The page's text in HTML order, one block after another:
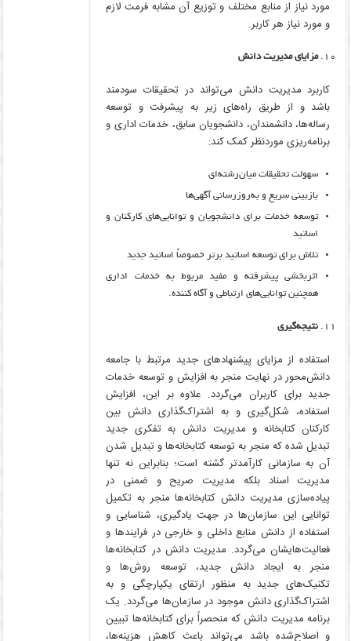
مورد نیاز از منابع مختلف و توزیع آن مشابه فرمت لازم
و مورد نیاز هر کاربر.
مزایای مدیریت دانش
کاربرد مدیریت دانش می‌تواند در تحقیقات سودمند
باشد و از طریق راه‌های زیر به پیشرفت و توسعه
رساله‌ها، دانشمندان، دانشجویان سابق، خدمات اداری و
برنامه‌ریزی موردنظر کمک کند:
سهولت تحقیقات میان‌رشته‌ای
بازبینی سریع و به‌روزرسانی آگهی‌ها
توسعه خدمات برای دانشجویان و توانایی‌های کارکنان و
اساتید
تلاش برای توسعه اساتید برتر خصوصاً اساتید جدید
اثربخشی پیشرفته و مفید مربوط به خدمات اداری
همچنین توانایی‌های ارتباطی و آگاه کننده.
نتیجه‌‎گیری
استفاده از مزایای پیشنهاد‌های جدید مرتبط با جامعه
دانش‌محور در نهایت منجر به افزایش و توسعه خدمات
جدید برای کاربران می‌گردد. علاوه بر این، افزایش
استفاده، شکل‌گیری و به اشتراک‌گذاری دانش بین
کارکنان کتابخانه و مدیریت دانش به تفکری جدید
تبدیل شده که منجر به توسعه کتابخانه‌ها و تبدیل شدن
آن به سازمانی کارآمدتر گشته است؛ بنابراین نه تنها
مدیریت اسناد بلکه مدیریت صریح و ضمنی در
پیاده‌سازی مدیریت دانش کتابخانه‌ها منجر به تکمیل
توانایی این سازمان‌ها در جهت یادگیری، شناسایی و
استفاده از دانش منابع داخلی و خارجی در فرایندها و
فعالیت‌هایشان می‌گردد. مدیریت دانش در کتابخانه‌ها
منجر به ایجاد دانش جدید، توسعه روش‌ها و
تکنیک‌های جدید به منظور ارتقای یکپارچگی و به
اشتراک‌گذاری دانش موجود در سازمان‌ها می‌گردد. یک
برنامه مدیریت دانش که منحصراً برای کتابخانه‌ها تبیین
و اصلاح‌شده باشد می‌تواند باعث کاهش هزینه‌ها،